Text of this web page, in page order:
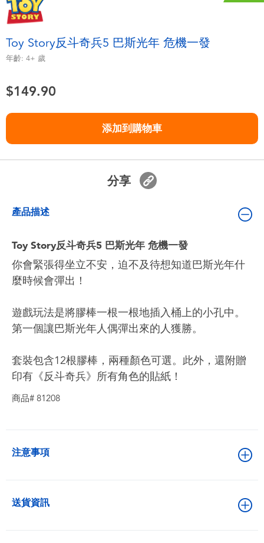
角色扮演及造型系列
毛毛公仔玩具
夏日用品
嬰兒及學前玩具
任天堂 Switch
人氣角色
Globber高樂寶
Toy Story反斗奇兵5 巴斯光年 危機一發
年齡: 4+ 歲
$149.90
添加到購物車
分享
產品描述
Toy Story反斗奇兵5 巴斯光年 危機一發
你會緊張得坐立不安，迫不及待想知道巴斯光年什
麼時候會彈出！
遊戲玩法是將膠棒一根一根地插入桶上的小孔中。
第一個讓巴斯光年人偶彈出來的人獲勝。
套裝包含12根膠棒，兩種顏色可選。此外，還附贈
印有《反斗奇兵》所有角色的貼紙！
商品# 81208
注意事項
送貨資訊